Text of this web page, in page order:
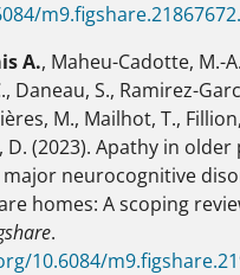
A., Maheu-Cadotte, M.-
Daneau, S., Ramirez-
M., Mailhot, T.,
D. (2023). Apathy in older
major neurocognitive
homes: A scoping
.
10.6084/